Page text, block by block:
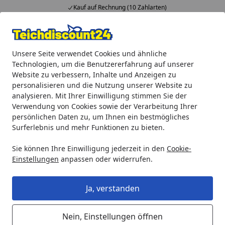
Unsere Seite verwendet Cookies und ähnliche
Technologien, um die Benutzererfahrung auf unserer
Website zu verbessern, Inhalte und Anzeigen zu
personalisieren und die Nutzung unserer Website zu
analysieren. Mit Ihrer Einwilligung stimmen Sie der
Verwendung von Cookies sowie der Verarbeitung Ihrer
persönlichen Daten zu, um Ihnen ein bestmögliches
Surferlebnis und mehr Funktionen zu bieten.
Sie können Ihre Einwilligung jederzeit in den Cookie-
Einstellungen anpassen oder widerrufen.
Ja, verstanden
Nein, Einstellungen öffnen
Kauf auf Rechnung (10 Zahlarten)
Alle Produkte
Mein Konto
Suchen
Startseite
Aquaristik Aquarienpumpen biOrb 12 V DC Luftpumpe
biOrb 12 V DC Luftpumpe (70371)